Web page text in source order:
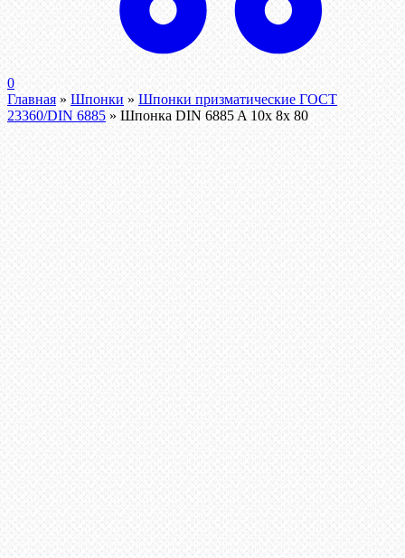
0
Главная » Шпонки » Шпонки призматические ГОСТ
23360/DIN 6885 » Шпонка DIN 6885 A 10x 8x 80